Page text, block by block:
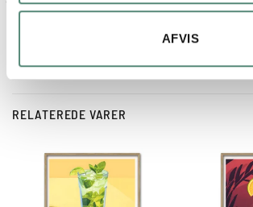
AFVIS
RELATEREDE VARER